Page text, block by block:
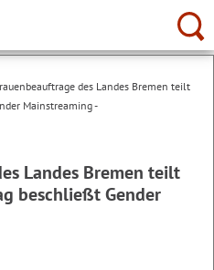
des Landes Bremen teilt
Mainstreaming -
Landes Bremen teilt
beschließt Gender